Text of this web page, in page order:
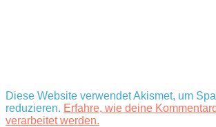
Diese Website verwendet Akismet, um
reduzieren. Erfahre, wie deine
verarbeitet werden.